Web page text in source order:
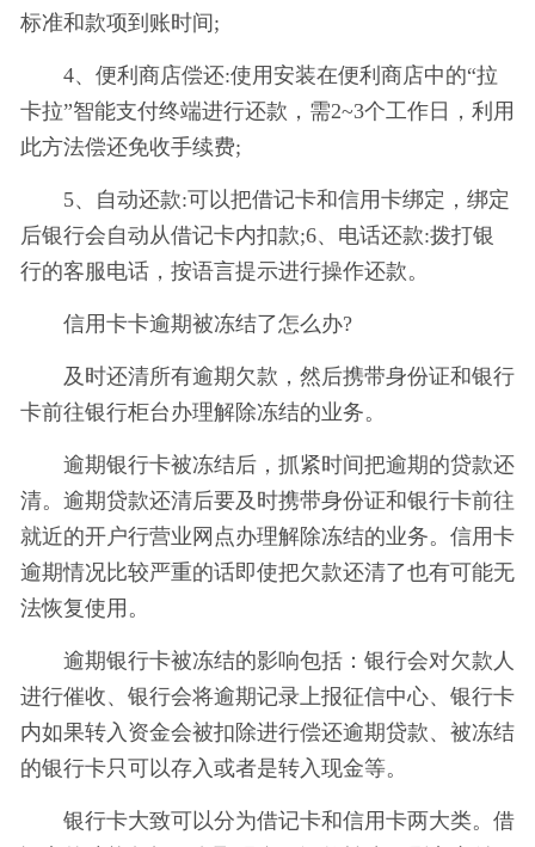
标准和款项到账时间;
4、便利商店偿还:使用安装在便利商店中的“拉
卡拉”智能支付终端进行还款，需2~3个工作日，利用
此方法偿还免收手续费;
5、自动还款:可以把借记卡和信用卡绑定，绑定
后银行会自动从借记卡内扣款;6、电话还款:拨打银
行的客服电话，按语言提示进行操作还款。
信用卡卡逾期被冻结了怎么办?
及时还清所有逾期欠款，然后携带身份证和银行
卡前往银行柜台办理解除冻结的业务。
逾期银行卡被冻结后，抓紧时间把逾期的贷款还
清。逾期贷款还清后要及时携带身份证和银行卡前往
就近的开户行营业网点办理解除冻结的业务。信用卡
逾期情况比较严重的话即使把欠款还清了也有可能无
法恢复使用。
逾期银行卡被冻结的影响包括：银行会对欠款人
进行催收、银行会将逾期记录上报征信中心、银行卡
内如果转入资金会被扣除进行偿还逾期贷款、被冻结
的银行卡只可以存入或者是转入现金等。
银行卡大致可以分为借记卡和信用卡两大类。借